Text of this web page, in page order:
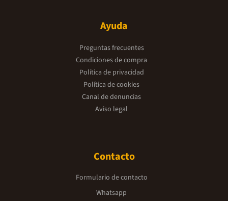
Ayuda
Preguntas frecuentes
Condiciones de compra
Política de privacidad
Política de cookies
Canal de denuncias
Aviso legal
Contacto
Formulario de contacto
Whatsapp